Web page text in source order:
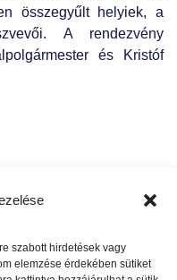
szabott hirdetések vagy
elemzése érdekében sütiket
összegyűlt helyiek, a
A rendezvény
és Kristóf